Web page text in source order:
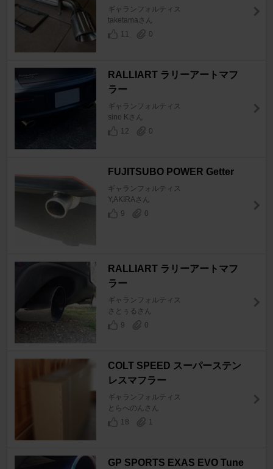
ギャランフォルティス
taketamaさん
11
0
RALLIART ラリーアートマフ
ラー
ギャランフォルティス
sino Kさん
12
0
FUJITSUBO POWER Getter
ギャランフォルティス
Y,AKIRAさん
9
0
RALLIART ラリーアートマフ
ラー
ギャランフォルティス
さとぅるさん
9
0
COLT SPEED スーパーステン
レスマフラー
ギャランフォルティス
とらへのんさん
18
1
GP SPORTS EXAS EVO Tune